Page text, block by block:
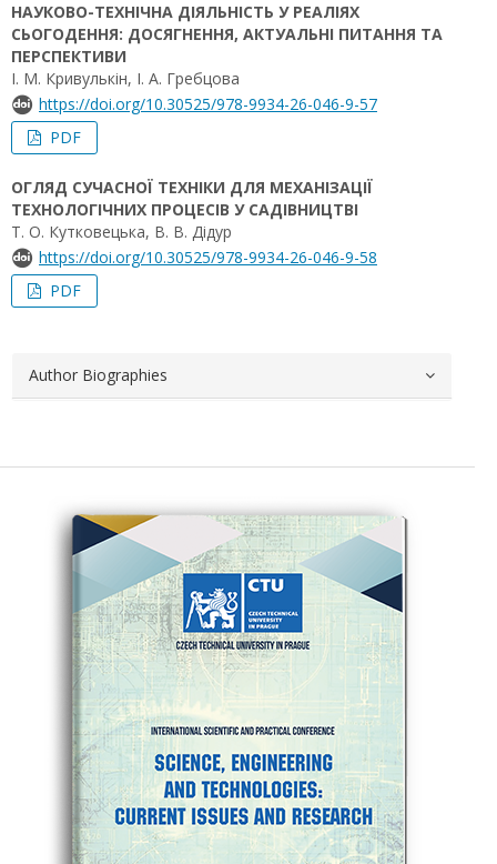
НАУКОВО-ТЕХНІЧНА ДІЯЛЬНІСТЬ У РЕАЛІЯХ
СЬОГОДЕННЯ: ДОСЯГНЕННЯ, АКТУАЛЬНІ ПИТАННЯ ТА
ПЕРСПЕКТИВИ
І. М. Кривулькін, І. А. Гребцова
https://doi.org/10.30525/978-9934-26-046-9-57
PDF
ОГЛЯД СУЧАСНОЇ ТЕХНІКИ ДЛЯ МЕХАНІЗАЦІЇ
ТЕХНОЛОГІЧНИХ ПРОЦЕСІВ У САДІВНИЦТВІ
Т. О. Кутковецька, В. В. Дідур
https://doi.org/10.30525/978-9934-26-046-9-58
PDF
Author Biographies